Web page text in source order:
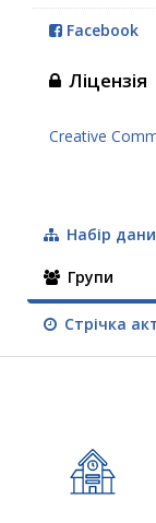
Facebook
Ліцензія
Creative
Набір
Групи
Стрічка